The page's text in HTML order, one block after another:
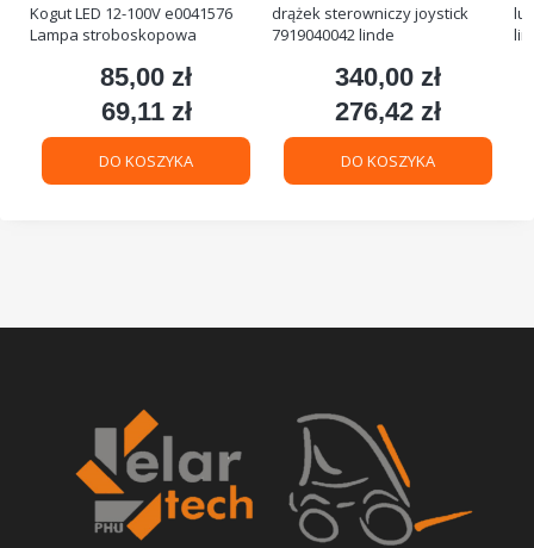
Kogut LED 12-100V e0041576
Lampa stroboskopowa
Cena
85,00 zł
Cena
69,11 zł
DO KOSZYKA
drążek sterowniczy joystick
7919040042 linde
Cena
340,00 zł
Cena
276,42 zł
DO KOSZYKA